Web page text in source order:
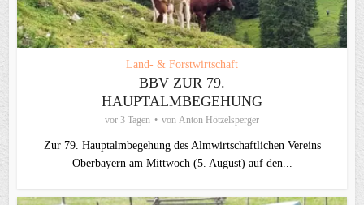
Land- & Forstwirtschaft
BBV ZUR 79.
HAUPTALMBEGEHUNG
vor 3 Tagen von Anton Hötzelsperger
Zur 79. Hauptalmbegehung des Almwirtschaftlichen Vereins
Oberbayern am Mittwoch (5. August) auf den...